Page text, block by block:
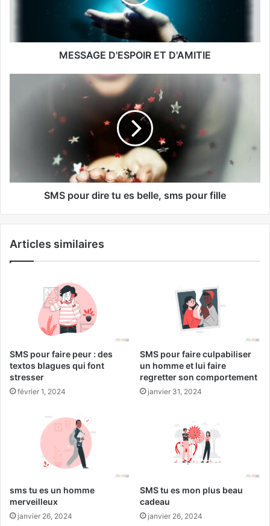
MESSAGE D'ESPOIR ET D'AMITIE
SMS pour dire tu es belle, sms pour fille
Articles similaires
SMS pour faire peur : des
textos blagues qui font
stresser
février 1, 2024
SMS pour faire culpabiliser
un homme et lui faire
regretter son comportement
janvier 31, 2024
sms tu es un homme
merveilleux
janvier 26, 2024
SMS tu es mon plus beau
cadeau
janvier 26, 2024